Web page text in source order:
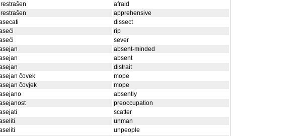
afraid
apprehensive
dissect
rip
sever
absent-minded
absent
distrait
čovek
mope
čovjek
mope
absently
preoccupation
scatter
unman
unpeople